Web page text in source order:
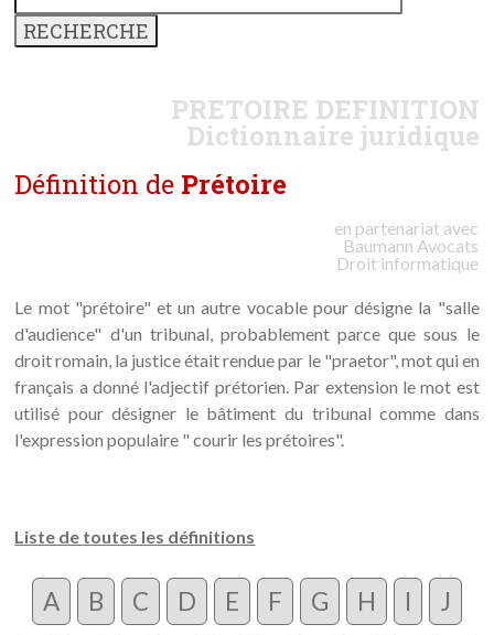
PRETOIRE DEFINITION
Dictionnaire juridique
Définition de Prétoire
en partenariat avec
Baumann Avocats
Droit informatique
Le mot "prétoire" et un autre vocable pour désigne la "salle
d'audience" d'un tribunal, probablement parce que sous le
droit romain, la justice était rendue par le "praetor", mot qui en
français a donné l'adjectif prétorien. Par extension le mot est
utilisé pour désigner le bâtiment du tribunal comme dans
l'expression populaire " courir les prétoires".
Liste de toutes les définitions
A B C D E F G H I J